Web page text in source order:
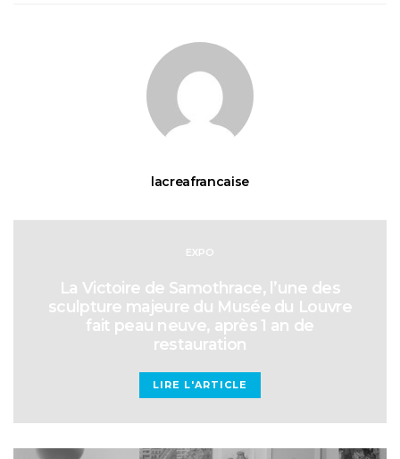
lacreafrancaise
EXPO
La Victoire de Samothrace, l’une des
sculpture majeure du Musée du Louvre
fait peau neuve, après 1 an de
restauration
LIRE L'ARTICLE